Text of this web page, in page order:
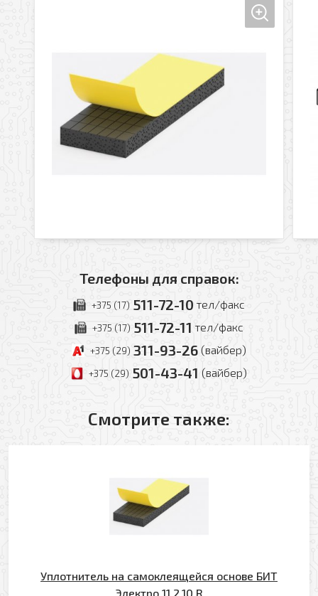
Телефоны для справок:
+375 (17) 511-72-10 тел/факс
+375 (17) 511-72-11 тел/факс
+375 (29) 311-93-26 (вайбер)
+375 (29) 501-43-41 (вайбер)
Смотрите также:
Уплотнитель на самоклеящейся основе БИТ
Электро 11.2.10.R